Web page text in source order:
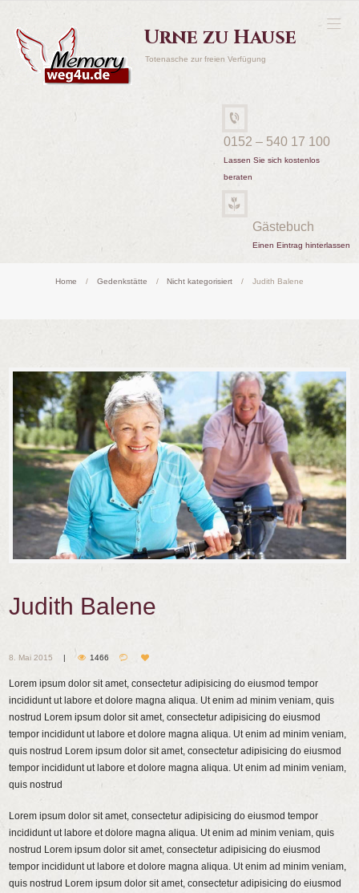
Urne zu Hause
Totenasche zur freien Verfügung
0152 – 540 17 100
Lassen Sie sich kostenlos
beraten
Gästebuch
Einen Eintrag hinterlassen
Home Gedenkstätte Nicht kategorisiert Judith Balene
Judith Balene
8. Mai 2015 1466
Lorem ipsum dolor sit amet, consectetur adipisicing do eiusmod tempor
incididunt ut labore et dolore magna aliqua. Ut enim ad minim veniam, quis
nostrud Lorem ipsum dolor sit amet, consectetur adipisicing do eiusmod
tempor incididunt ut labore et dolore magna aliqua. Ut enim ad minim veniam,
quis nostrud Lorem ipsum dolor sit amet, consectetur adipisicing do eiusmod
tempor incididunt ut labore et dolore magna aliqua. Ut enim ad minim veniam,
quis nostrud
Lorem ipsum dolor sit amet, consectetur adipisicing do eiusmod tempor
incididunt ut labore et dolore magna aliqua. Ut enim ad minim veniam, quis
nostrud Lorem ipsum dolor sit amet, consectetur adipisicing do eiusmod
tempor incididunt ut labore et dolore magna aliqua. Ut enim ad minim veniam,
quis nostrud Lorem ipsum dolor sit amet, consectetur adipisicing do eiusmod